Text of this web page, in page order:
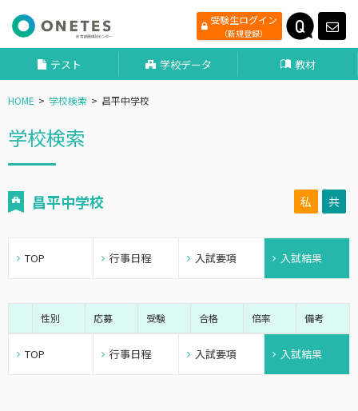
受験生ログイン
（新規登録）
テスト 学校データ 教材
HOME 学校検索 昌平中学校
学校検索
昌平中学校 私 共
TOP 行事日程 入試要項 入試結果
性別 応募 受験 合格 倍率 備考
TOP 行事日程 入試要項 入試結果